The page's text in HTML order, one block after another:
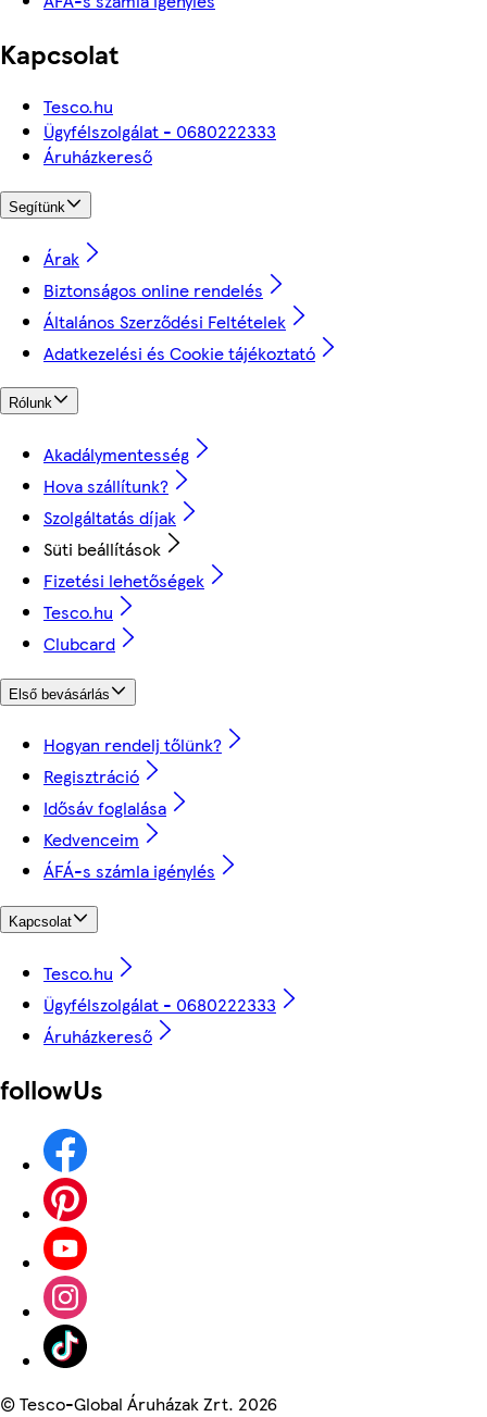
Kapcsolat
Tesco.hu
Ügyfélszolgálat - 0680222333
Áruházkereső
Segítünk
Árak
Biztonságos online rendelés
Általános Szerződési Feltételek
Adatkezelési és Cookie tájékoztató
Rólunk
Akadálymentesség
Hova szállítunk?
Szolgáltatás díjak
Süti beállítások
Fizetési lehetőségek
Tesco.hu
Clubcard
Első bevásárlás
Hogyan rendelj tőlünk?
Regisztráció
Idősáv foglalása
Kedvenceim
ÁFÁ-s számla igénylés
Kapcsolat
Tesco.hu
Ügyfélszolgálat - 0680222333
Áruházkereső
followUs
©Tesco-Global Áruházak Zrt. 2026